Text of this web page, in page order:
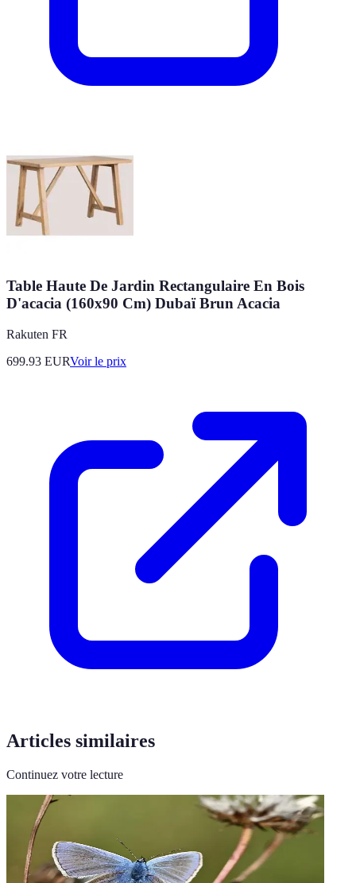
Table Haute De Jardin Rectangulaire En Bois
D'acacia (160x90 Cm) Dubaï Brun Acacia
Rakuten FR
699.93 EURVoir le prix
Articles similaires
Continuez votre lecture